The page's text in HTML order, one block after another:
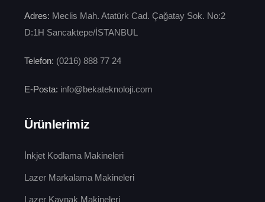
Adres: Meclis Mah. Atatürk Cad. Çağatay Sok. No:2
D:1H Sancaktepe/İSTANBUL
Telefon: (0216) 888 77 24
E-Posta: info@bekateknoloji.com
Ürünlerimiz
İnkjet Kodlama Makineleri
Lazer Markalama Makineleri
Lazer Kaynak Makineleri